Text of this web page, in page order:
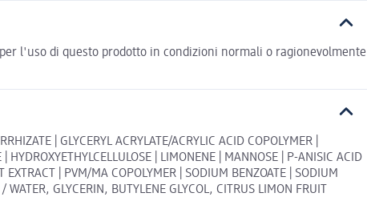
l'uso di questo prodotto in condizioni normali o ragionevolmente
| GLYCERYL ACRYLATE/ACRYLIC ACID COPOLYMER |
HYDROXYETHYLCELLULOSE | LIMONENE | MANNOSE | P-ANISIC ACID
| PVM/MA COPOLYMER | SODIUM BENZOATE | SODIUM
GLYCERIN, BUTYLENE GLYCOL, CITRUS LIMON FRUIT